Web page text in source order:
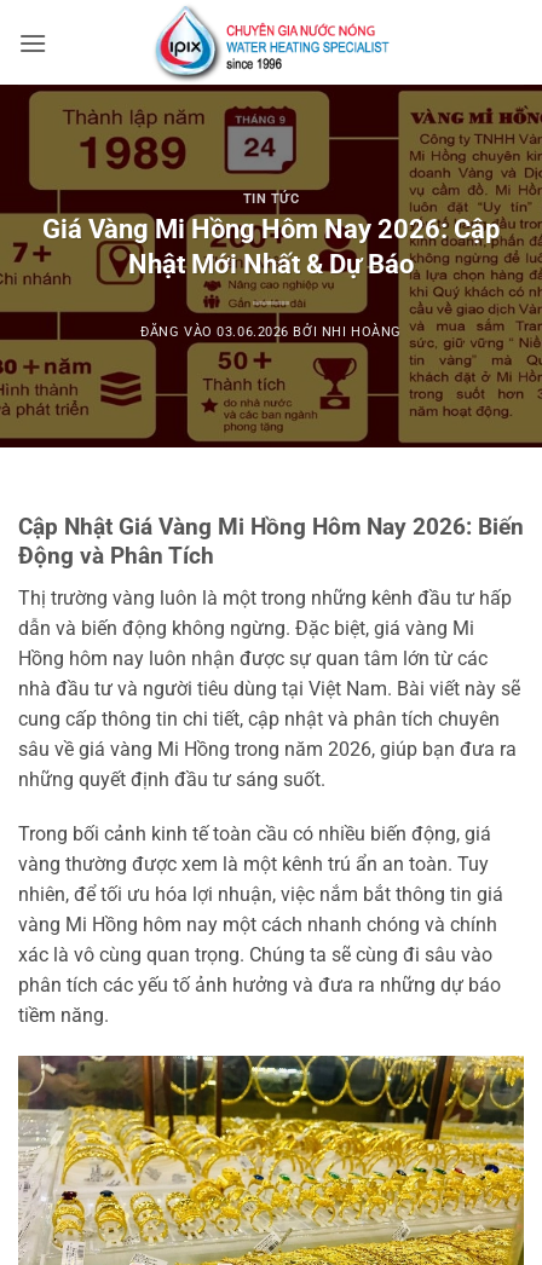
qua
dung
TIN TỨC
Giá Vàng Mi Hồng Hôm Nay 2026: Cập
Nhật Mới Nhất & Dự Báo
ĐĂNG VÀO03.06.2026 BỞI NHI HOÀNG
Cập Nhật Giá Vàng Mi Hồng Hôm Nay 2026: Biến
Động và Phân Tích
Thị trường vàng luôn là một trong những kênh đầu tư hấp
dẫn và biến động không ngừng. Đặc biệt, giá vàng Mi
Hồng hôm nay luôn nhận được sự quan tâm lớn từ các
nhà đầu tư và người tiêu dùng tại Việt Nam. Bài viết này sẽ
cung cấp thông tin chi tiết, cập nhật và phân tích chuyên
sâu về giá vàng Mi Hồng trong năm 2026, giúp bạn đưa ra
những quyết định đầu tư sáng suốt.
Trong bối cảnh kinh tế toàn cầu có nhiều biến động, giá
vàng thường được xem là một kênh trú ẩn an toàn. Tuy
nhiên, để tối ưu hóa lợi nhuận, việc nắm bắt thông tin giá
vàng Mi Hồng hôm nay một cách nhanh chóng và chính
xác là vô cùng quan trọng. Chúng ta sẽ cùng đi sâu vào
phân tích các yếu tố ảnh hưởng và đưa ra những dự báo
tiềm năng.